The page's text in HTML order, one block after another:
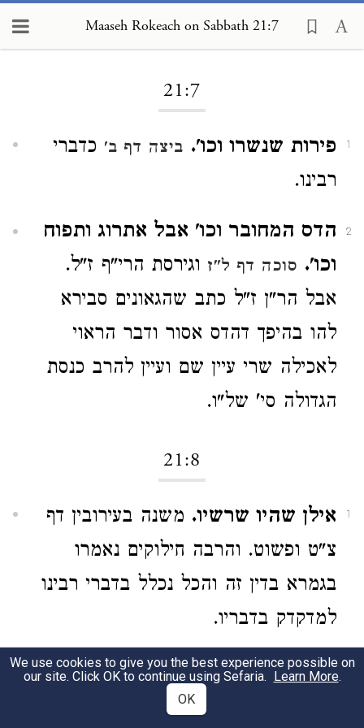
Maaseh Rokeach on Sabbath 21:7
21:7
1 פירות שנשרו וכו'. ביצה דף ב' כדברי
רבינו.
2
הדס המחובר וכו' אבל אתרוג ותפוח
וכו'. סוכה דף ל"ז וגירסת הרי"ף ז"ל.
אבל הר"ן ז"ל כתב שהגאונים סבירא
להו בהיפך דהדס אסור ודבר הראוי
לאכילה שרי עיין שם ועיין להרב כנסת
הגדולה סי' של"ו.
21:8
1 אילן שהיו שרשיו. משנה בעירובין דף
צ"ט ופשוט. והרבה חילוקים נאמרו
בגמרא בדין זה והכל נכלל בדברי רבינו
למדקדק בדבריו.
2 היו באים וכו'.שם איפליגו רבה ורב
ששת ופסק כרבה וכן פסק הרי"ף ז"ל
We use cookies to give you the best experience possible on
our site. Click OK to continue using Sefaria. Learn More.
OK